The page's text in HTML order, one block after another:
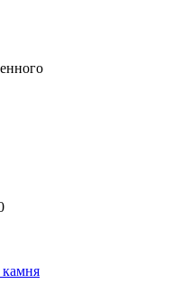
камня